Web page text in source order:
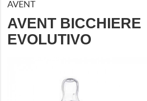
AVENT
AVENT BICCHIERE
EVOLUTIVO